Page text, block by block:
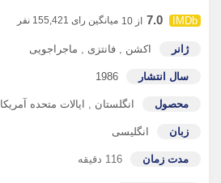
7.0 از 10 میانگین رای 155,421 نفر
ژانر اکشن , فانتزی , ماجراجویی
سال انتشار 1986
محصول انگلستان , ایالات متحده آمریکا
زبان انگلیسی
مدت زمان 116 دقیقه